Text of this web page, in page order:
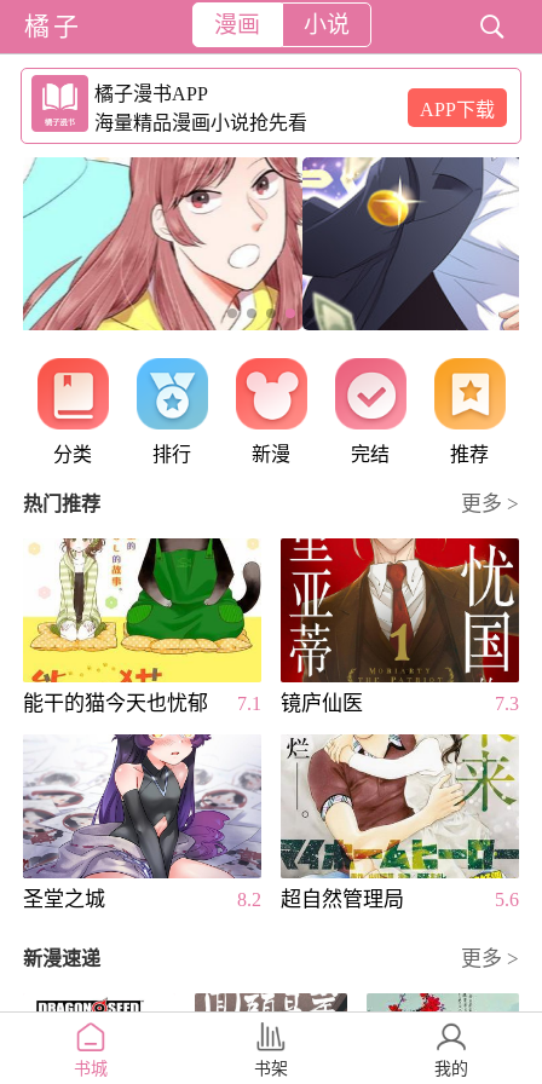
橘子 漫画 小说 
橘子漫书APP
海量精品漫画小说抢先看
APP下载
分类 排行 新漫 完结 推荐
热门推荐 更多 >
能干的猫今天也忧郁 7.1 镜庐仙医 7.3
圣堂之城 8.2 超自然管理局 5.6
新漫速递 更多 >
书城 书架 我的